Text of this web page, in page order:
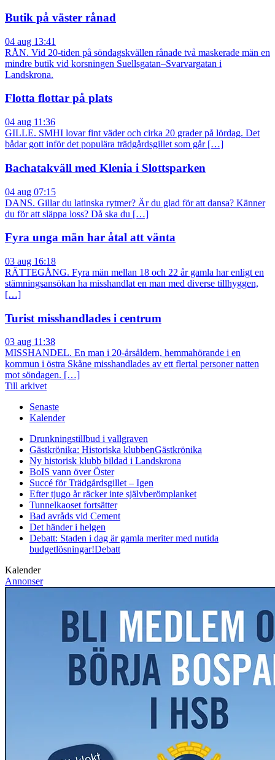
Butik på väster rånad
04 aug 13:41
RÅN. Vid 20-tiden på söndagskvällen rånade två maskerade män en
mindre butik vid korsningen Suellsgatan–Svarvargatan i
Landskrona.
Flotta flottar på plats
04 aug 11:36
GILLE. SMHI lovar fint väder och cirka 20 grader på lördag. Det
bådar gott inför det populära trädgårdsgillet som går […]
Bachatakväll med Klenia i Slottsparken
04 aug 07:15
DANS. Gillar du latinska rytmer? Är du glad för att dansa? Känner
du för att släppa loss? Då ska du […]
Fyra unga män har åtal att vänta
03 aug 16:18
RÄTTEGÅNG. Fyra män mellan 18 och 22 år gamla har enligt en
stämningsansökan ha misshandlat en man med diverse tillhyggen,
[…]
Turist misshandlades i centrum
03 aug 11:38
MISSHANDEL. En man i 20-årsåldern, hemmahörande i en
kommun i östra Skåne misshandlades av ett flertal personer natten
mot söndagen. […]
Till arkivet
Senaste
Kalender
Drunkningstillbud i vallgraven
Gästkrönika: Historiska klubbenGästkrönika
Ny historisk klubb bildad i Landskrona
BoIS vann över Öster
Succé för Trädgårdsgillet – Igen
Efter tjugo år räcker inte självberömplanket
Tunnelkaoset fortsätter
Bad avråds vid Cement
Det händer i helgen
Debatt: Staden i dag är gamla meriter med nutida
budgetlösningar!Debatt
Kalender
Annonser